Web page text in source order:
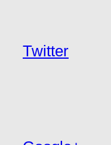
Twitter